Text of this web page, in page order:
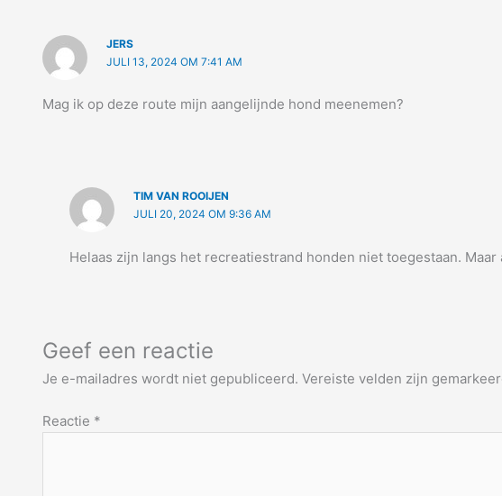
JERS
JULI 13, 2024 OM 7:41 AM
Mag ik op deze route mijn aangelijnde hond meenemen?
TIM VAN ROOIJEN
JULI 20, 2024 OM 9:36 AM
Helaas zijn langs het recreatiestrand honden niet toegestaan.
Geef een reactie
Je e-mailadres wordt niet gepubliceerd. Vereiste velden zijn
Reactie *